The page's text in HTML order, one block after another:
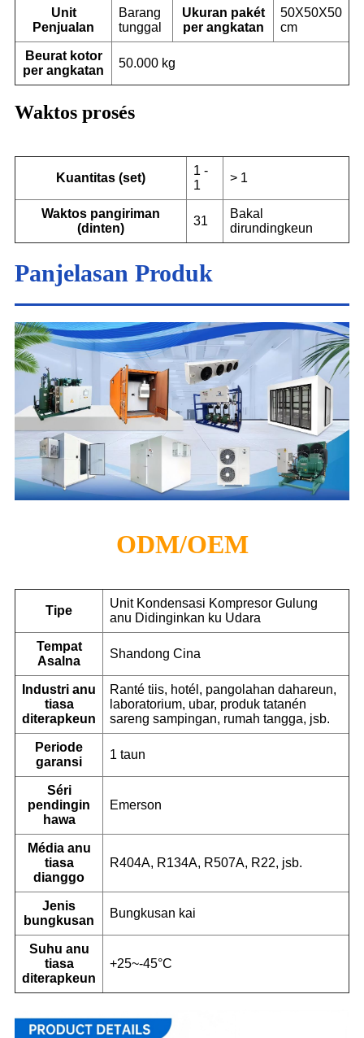
Unit
Penjualan
Barang
tunggal
Ukuran pakét
per angkatan
50X50X50
cm
Beurat kotor
per angkatan
50.000 kg
Waktos prosés
Kuantitas (set)
1 -
1
> 1
Waktos pangiriman
(dinten)
31
Bakal
dirundingkeun
Panjelasan Produk
ODM/OEM
Tipe
Unit Kondensasi Kompresor Gulung
anu Didinginkan ku Udara
Tempat
Asalna
Shandong Cina
Industri anu
tiasa
diterapkeun
Ranté tiis, hotél, pangolahan dahareun,
laboratorium, ubar, produk tatanén
sareng sampingan, rumah tangga, jsb.
Periode
garansi
1 taun
Séri
pendingin
hawa
Emerson
Média anu
tiasa
dianggo
R404A, R134A, R507A, R22, jsb.
Jenis
bungkusan
Bungkusan kai
Suhu anu
tiasa
diterapkeun
+25~-45°C